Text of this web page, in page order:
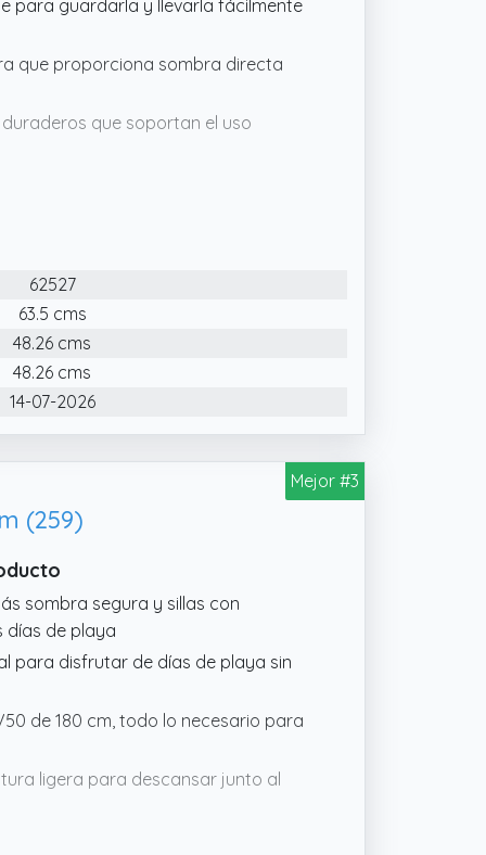
para guardarla y llevarla fácilmente
que proporciona sombra directa
que soportan el uso
62527
63.5 cms
48.26 cms
48.26 cms
14-07-2026
Mejor #3
(259)
sombra segura y sillas con
días de playa
para disfrutar de días de playa sin
de 180 cm, todo lo necesario para
ligera para descansar junto al